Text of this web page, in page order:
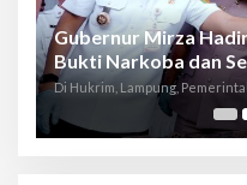
Gubernur Mirza
Bukti Narkoba dan
Lampung
Di Hukrim, Lampung,